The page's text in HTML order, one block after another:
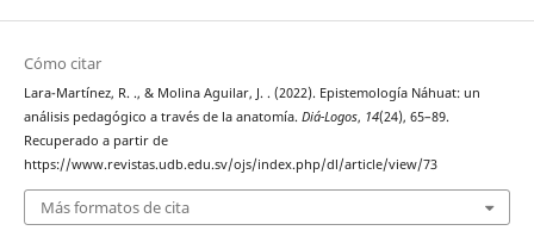
Cómo citar
Lara-Martínez, R. ., & Molina Aguilar, J. . (2022). Epistemología Náhuat: un
análisis pedagógico a través de la anatomía. Diá-Logos, 14(24), 65–89.
Recuperado a partir de
https://www.revistas.udb.edu.sv/ojs/index.php/dl/article/view/73
Más formatos de cita